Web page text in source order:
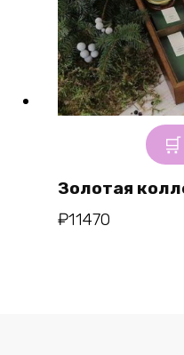
Золотая
₽11470